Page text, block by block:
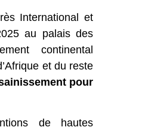
International et
au palais des
continental
et du reste
pour
de hautes